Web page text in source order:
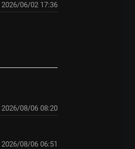
2026/06/02 17:36
2026/08/06 08:20
2026/08/06 06:51